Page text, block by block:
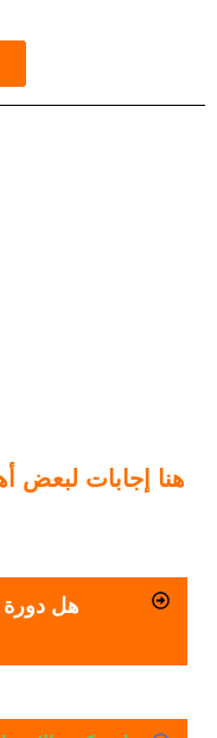
هنا إجابات لبعض
هل